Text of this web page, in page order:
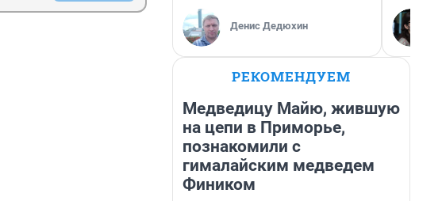
Денис Дедюхин
РЕКОМЕНДУЕМ
Медведицу Майю, жившую
на цепи в Приморье,
познакомили с
гималайским медведем
Фиником